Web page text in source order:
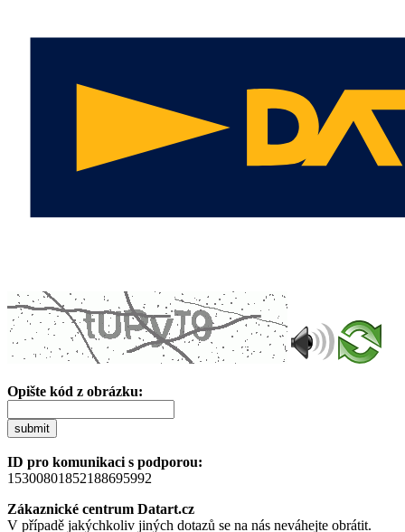
Opište kód z obrázku:
submit
ID pro komunikaci s podporou:
15300801852188695992
Zákaznické centrum Datart.cz
V případě jakýchkoliv jiných dotazů se na nás neváhejte obrátit.